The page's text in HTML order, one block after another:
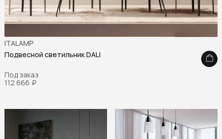
ITALAMP
Подвесной светильник DALI
Под заказ
112 666 ₽